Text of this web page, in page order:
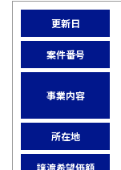
更新日
案件番号
事業内容
所在地
譲渡希望価額